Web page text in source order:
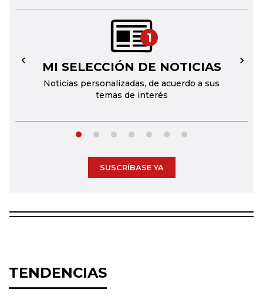
1
MI SELECCIÓN DE NOTICIAS
Noticias personalizadas, de acuerdo a sus
temas de interés
← →
SUSCRÍBASE YA
TENDENCIAS